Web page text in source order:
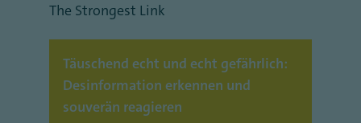
The Strongest Link
Täuschend echt und echt gefährlich:
Desinformation erkennen und
souverän reagieren